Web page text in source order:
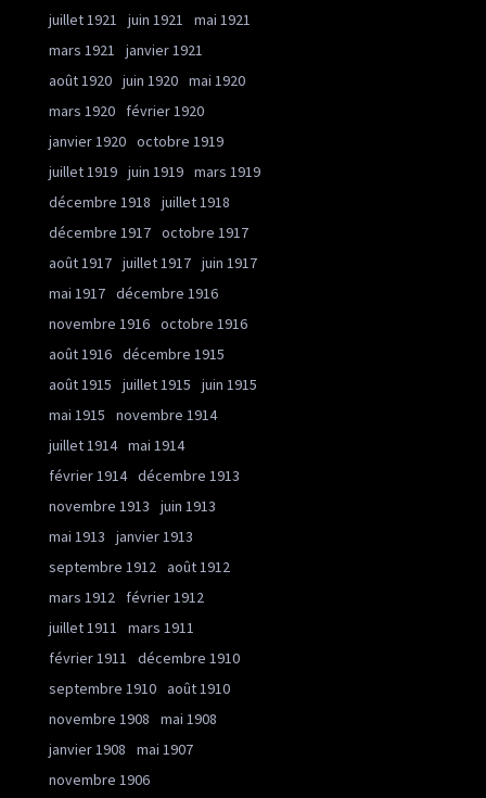
juillet 1921
juin 1921
mai 1921
mars 1921
janvier 1921
août 1920 juin 1920 mai 1920
mars 1920
février 1920
janvier 1920 octobre 1919
juillet 1919 juin 1919 mars 1919
décembre 1918
juillet 1918
décembre 1917 octobre 1917
août 1917 juillet 1917 juin 1917
mai 1917 décembre 1916
novembre 1916 octobre 1916
août 1916 décembre 1915
août 1915
juillet 1915
juin 1915
mai 1915
novembre 1914
juillet 1914 mai 1914
février 1914 décembre 1913
novembre 1913
juin 1913
mai 1913
janvier 1913
septembre 1912
août 1912
mars 1912
février 1912
juillet 1911
mars 1911
février 1911
décembre 1910
septembre 1910 août 1910
novembre 1908
mai 1908
janvier 1908
mai 1907
novembre 1906